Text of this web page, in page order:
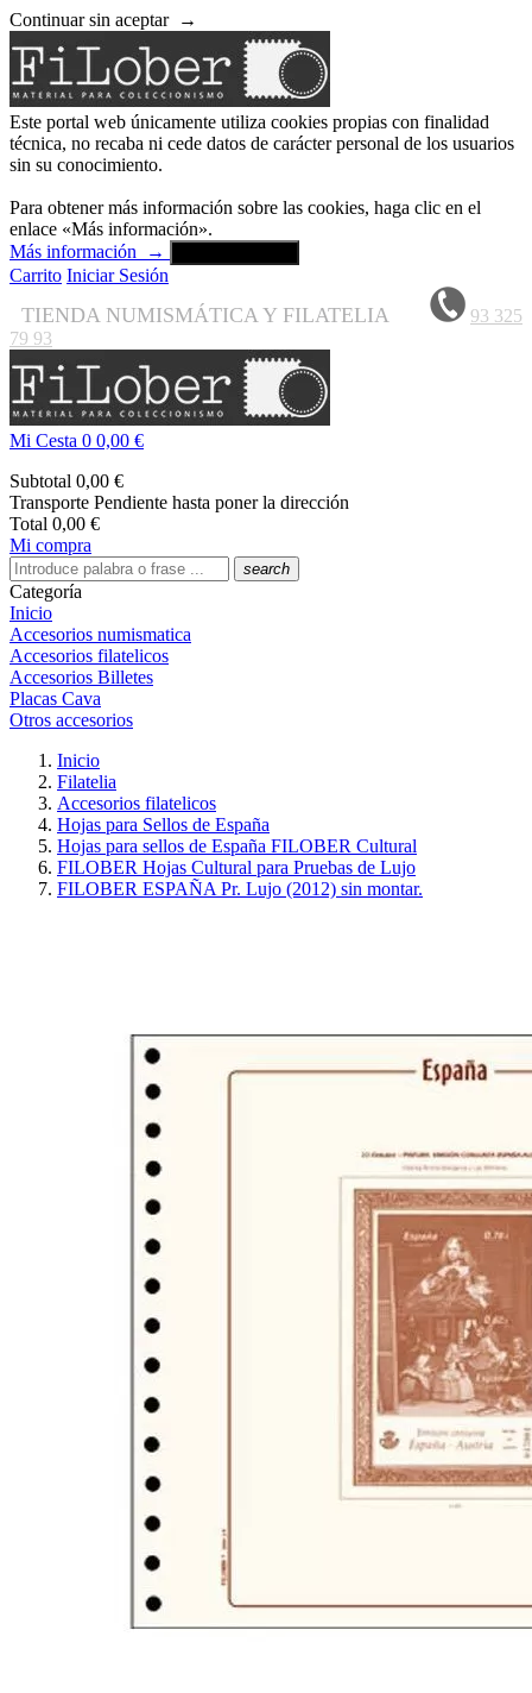
Continuar sin aceptar →
Este portal web únicamente utiliza cookies propias con finalidad
técnica, no recaba ni cede datos de carácter personal de los usuarios
sin su conocimiento.
Para obtener más información sobre las cookies, haga clic en el
enlace «Más información».
Más información
→
Carrito Iniciar Sesión
TIENDA NUMISMÁTICA Y FILATELIA
93 325
79 93
Mi Cesta 0 0,00 €
Subtotal 0,00 €
Transporte Pendiente hasta poner la dirección
Total 0,00 €
Mi compra
search
Categoría
Inicio
Accesorios numismatica
Accesorios filatelicos
Accesorios Billetes
Placas Cava
Otros accesorios
Inicio
Filatelia
Accesorios filatelicos
Hojas para Sellos de España
Hojas para sellos de España FILOBER Cultural
FILOBER Hojas Cultural para Pruebas de Lujo
FILOBER ESPAÑA Pr. Lujo (2012) sin montar.